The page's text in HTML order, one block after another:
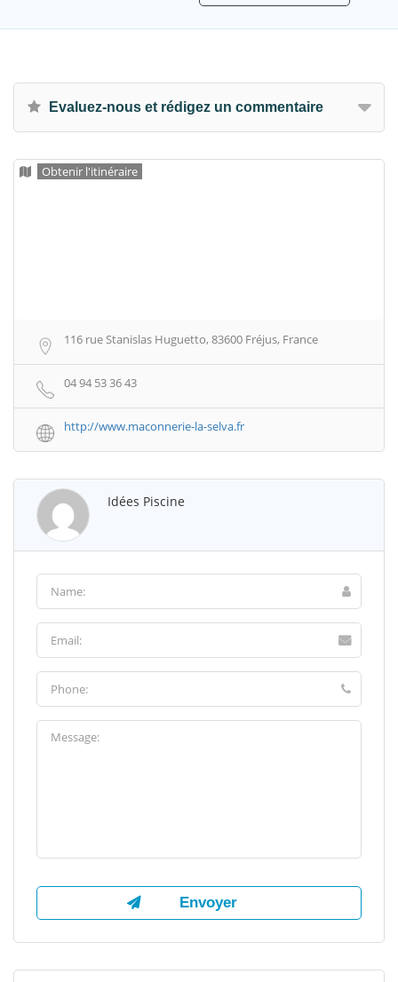
Evaluez-nous et rédigez un commentaire
Obtenir l'itinéraire
116 rue Stanislas Huguetto, 83600 Fréjus, France
04 94 53 36 43
http://www.maconnerie-la-selva.fr
Idées Piscine